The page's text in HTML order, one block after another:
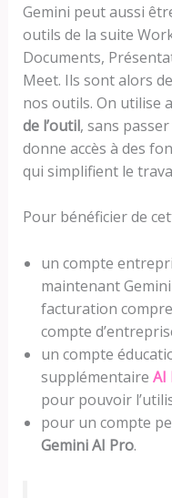
Gemini peut aussi
outils de la suite
Documents,
Meet. Ils sont alors
nos outils. On utilise
de l’outil, sans
donne accès à des
qui simplifient le
Pour bénéficier de
un compte
maintenant
facturation
compte
un compte
supplémentaire AI
pour pouvoir
pour un compte
Gemini AI Pro.